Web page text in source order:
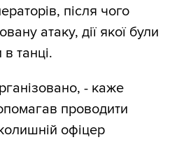
після чого
атаку, дії якої були
танці.
- каже
проводити
офіцер